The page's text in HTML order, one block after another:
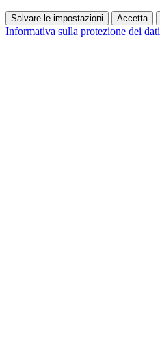
Salvare le impostazioni Accetta
Informativa sulla protezione dei dati